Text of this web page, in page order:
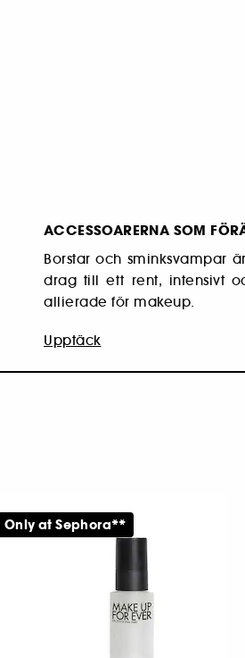
ACCESSOARERNA SOM
Borstar och sminksvampar
drag till ett rent, intensivt
allierade för makeup.
Upptäck
Only at Sephora**